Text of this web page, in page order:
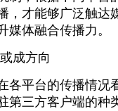
，才能够广泛触达
体融合传播力。
成方向
各平台的传播情况
第三方客户端的种